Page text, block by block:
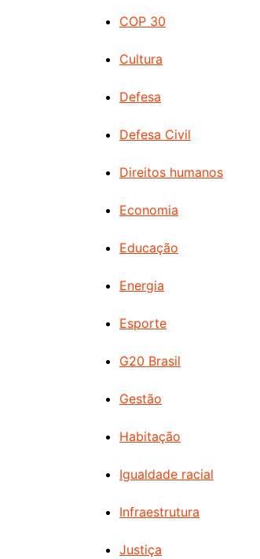
COP 30
Cultura
Defesa
Defesa Civil
Direitos humanos
Economia
Educação
Energia
Esporte
G20 Brasil
Gestão
Habitação
Igualdade racial
Infraestrutura
Justiça